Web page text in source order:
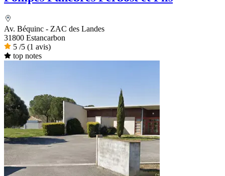
Av. Béquinc - ZAC des Landes
31800 Estancarbon
5 /5 (1 avis)
top notes